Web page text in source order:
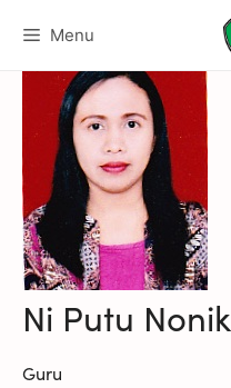
Menu
Ni Putu
Guru